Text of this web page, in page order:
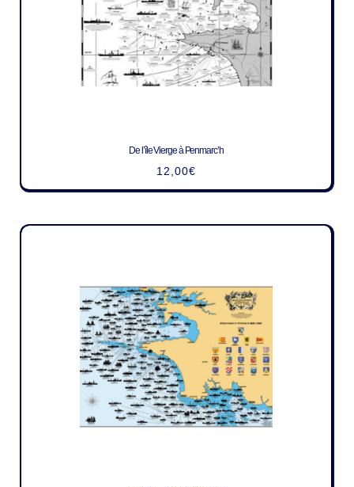
De l’île Vierge à Penmarc’h
12,00€